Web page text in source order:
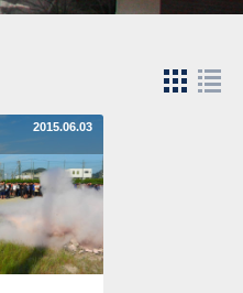
2015.06.03